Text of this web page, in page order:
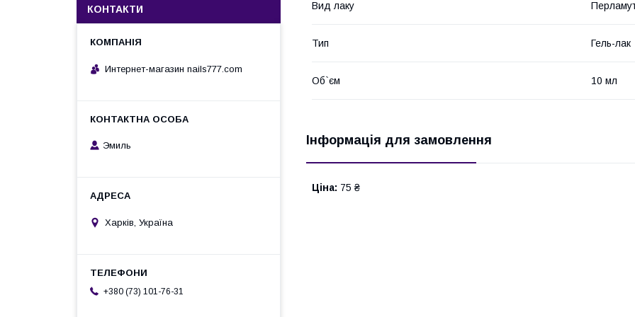
Вид лаку
Тип Гель-лак
Об`єм 10 мл
Інформація для замовлення
Ціна: 75 ₴
КОНТАКТИ
Интернет-магазин nails777.com
Эмиль
Харків, Україна
+380 (73) 101-76-31